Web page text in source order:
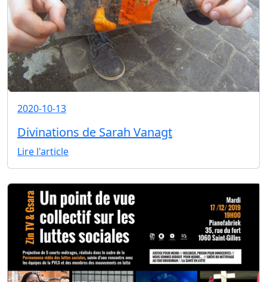
2020-10-13
Divinations de Sarah Vanagt
Lire l'article